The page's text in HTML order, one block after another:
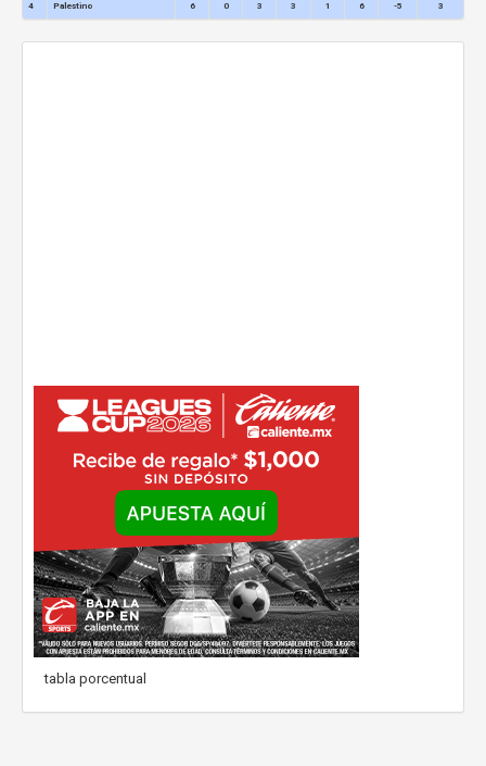
4 Palestino 6 0 3 3 1 6 -5 3
tabla porcentual